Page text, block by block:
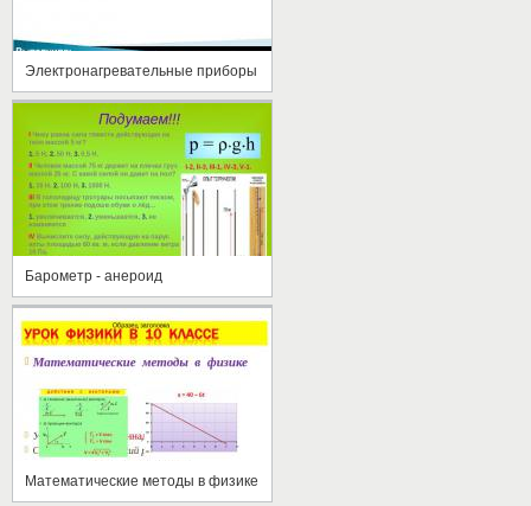
Электронагревательные приборы
Барометр - анероид
Математические методы в физике